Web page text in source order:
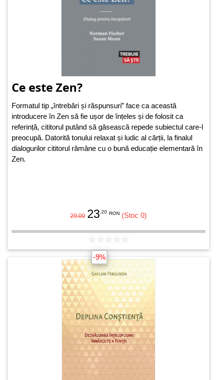
Ce este Zen?
Formatul tip „întrebări și răspunsuri” face ca această
introducere în Zen să fie ușor de înțeles și de folosit ca
referință, cititorul putând să găsească repede subiectul care-l
preocupă. Datorită tonului relaxat și ludic al cărții, la finalul
dialogurilor cititorul rămâne cu o bună educație elementară în
Zen.
29.00 23 .20 RON (Stoc 0)
-9%